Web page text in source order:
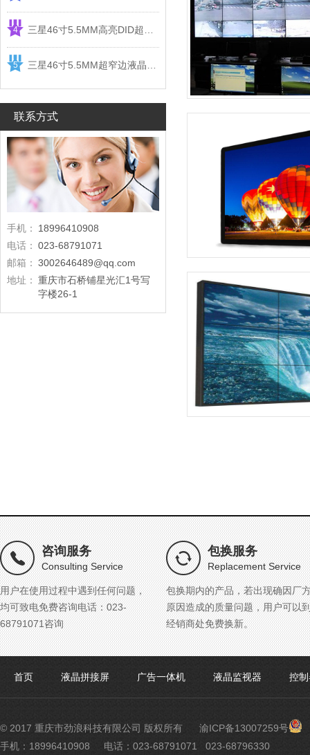
4
5
联系方式
手机：
18996410908
电话： 023-68791071
邮箱： 3002646489@qq.com
地址： 重庆市石桥铺星光汇1号写
字楼26-1
咨询服务
Consulting Service
用户在使用过程中遇到任何问题，
均可致电免费咨询电话：023-
68791071咨询
包换服务
Replacement Service
包换期内的产品，若出现确因厂
原因造成的质量问题，用户可以
经销商处免费换新。
首页 液晶拼接屏 广告一体机 液晶监视器 控
© 2017 重庆市劲浪科技有限公司 版权所有 渝ICP备13007259号 渝
手机：18996410908
电话：023-68791071 023-68796330